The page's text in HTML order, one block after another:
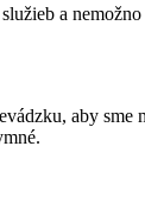
a
aby